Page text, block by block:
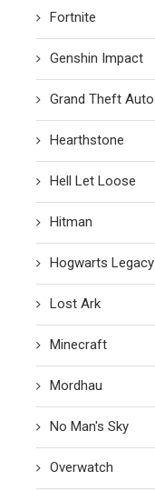
Fortnite
Genshin Impact
Grand Theft Auto
Hearthstone
Hell Let Loose
Hitman
Hogwarts Legacy
Lost Ark
Minecraft
Mordhau
No Man's Sky
Overwatch